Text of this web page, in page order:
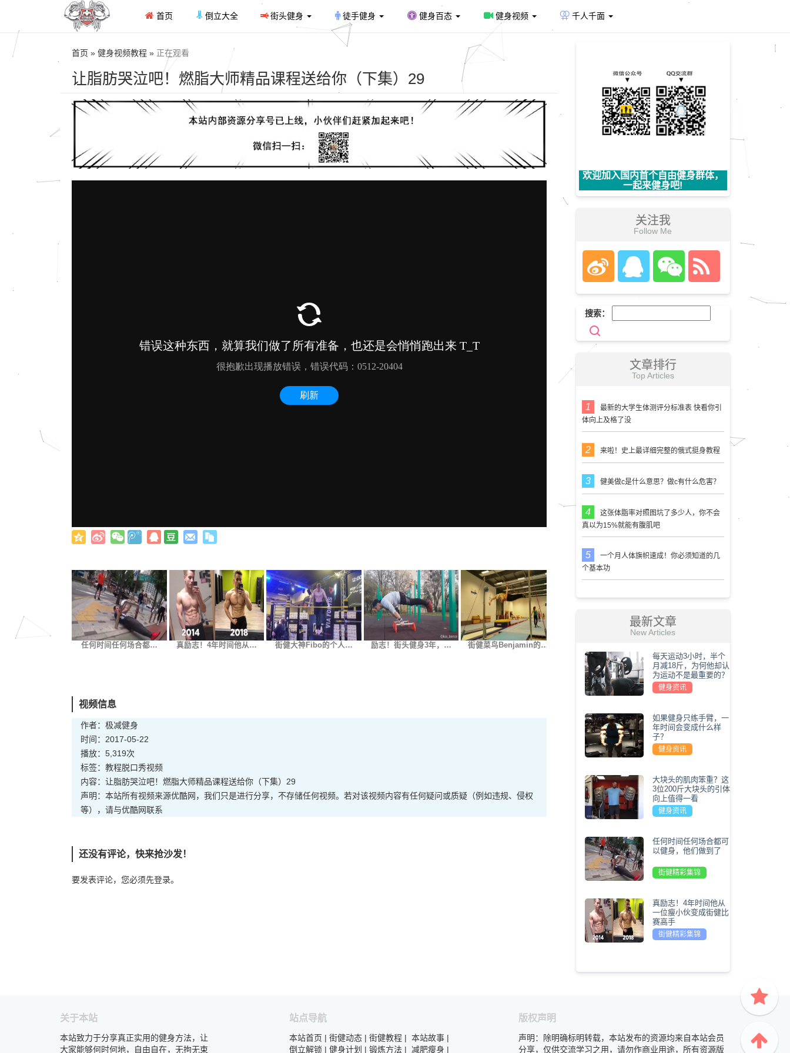
首页 倒立大全 街头健身 徒手健身 健身百态 健身视频 千人千面
首页 » 健身视频教程 » 正在观看
让脂肪哭泣吧！燃脂大师精品课程送给你（下集）29
任何时间任何场合都… 真励志！4年时间他从… 街健大神Fibo的个人… 励志！街头健身3年，… 街健菜鸟Benjamin的…
视频信息
作者：极减健身
时间：2017-05-22
播放：5,319次
标签： 教程脱口秀视频
内容：让脂肪哭泣吧！燃脂大师精品课程送给你（下集）29
声明：本站所有视频来源优酷网，我们只是进行分享，不存储任何视频。若对该视频内容有任何疑问或质疑（例如违规、侵权
等），请与优酷网联系
还没有评论，快来抢沙发！
要发表评论，您必须先登录。
欢迎加入国内首个自由健身群体，
一起来健身吧!
关注我
Follow Me
搜索：
文章排行
Top Articles
最新的大学生体测评分标准表 快看你引
体向上及格了没
来啦！史上最详细完整的俄式挺身教程
健美做c是什么意思？做c有什么危害？
这张体脂率对照图坑了多少人，你不会
真以为15%就能有腹肌吧
一个月人体旗帜速成！你必须知道的几
个基本功
最新文章
New Articles
每天运动3小时，半个
月减18斤，为何他却认
为运动不是最重要的？
健身资讯
如果健身只练手臂，一
年时间会变成什么样
子？
健身资讯
大块头的肌肉笨重？这
3位200斤大块头的引体
向上值得一看
健身资讯
任何时间任何场合都可
以健身，他们做到了
街健精彩集锦
真励志！4年时间他从
一位瘦小伙变成街健比
赛高手
街健精彩集锦
关于本站
本站致力于分享真正实用的健身方法，让
大家能够何时何地，自由自在，无拘无束
站点导航
本站首页 | 街健动态 | 街健教程 | 本站故事 |
倒立解锁 | 健身计划 | 锻炼方法 | 减肥瘦身 |
版权声明
声明：除明确标明转载，本站发布的资源均来自本站会员
分享，仅供交流学习之用，请勿作商业用途，所有资源版